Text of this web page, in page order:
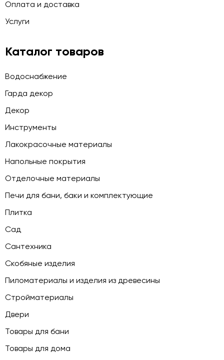
Оплата и доставка
Услуги
Каталог товаров
Водоснабжение
Гарда декор
Декор
Инструменты
Лакокрасочные материалы
Напольные покрытия
Отделочные материалы
Печи для бани, баки и комплектующие
Плитка
Сад
Сантехника
Скобяные изделия
Пиломатериалы и изделия из древесины
Стройматериалы
Двери
Товары для бани
Товары для дома